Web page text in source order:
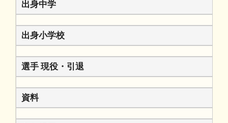
出身中学
出身小学校
選手 現役・引退
資料